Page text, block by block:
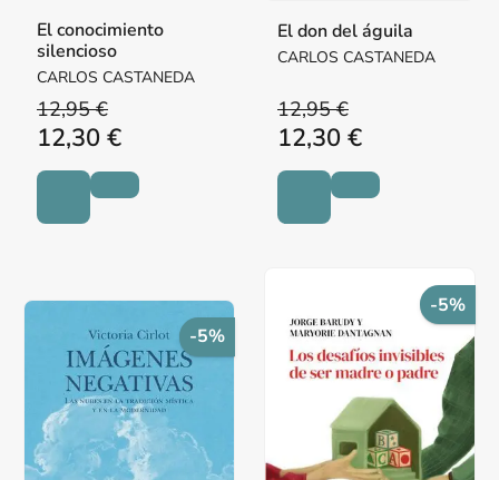
El conocimiento
silencioso
CARLOS CASTANEDA
12,95 €
12,30 €
El don del águila
CARLOS CASTANEDA
12,95 €
12,30 €
-5%
-5%